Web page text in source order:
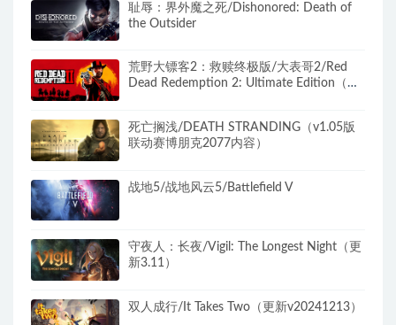
耻辱：界外魔之死/Dishonored: Death of
the Outsider
荒野大镖客2：救赎终极版/大表哥2/Red
Dead Redemption 2: Ultimate Edition（更
死亡搁浅/DEATH STRANDING（v1.05版
联动赛博朋克2077内容）
战地5/战地风云5/Battlefield V
守夜人：长夜/Vigil: The Longest Night（更
新3.11）
双人成行/It Takes Two（更新v20241213）